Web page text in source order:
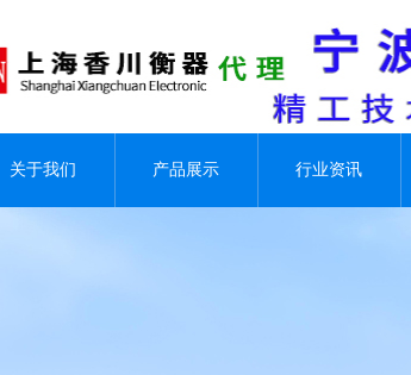
关于我们 产品展示 行业资讯